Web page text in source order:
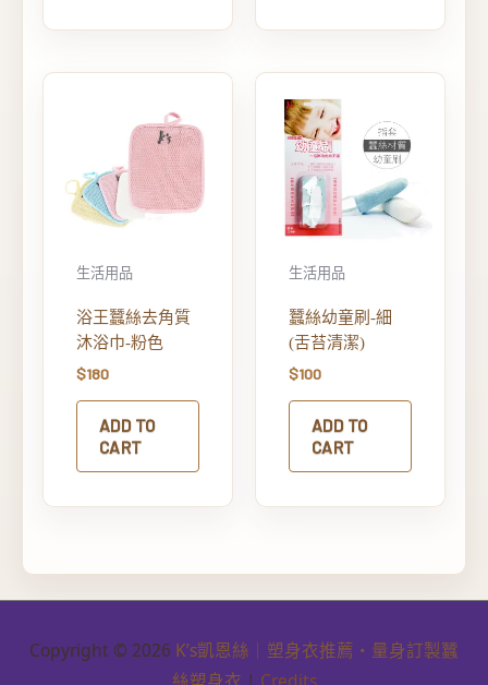
生活用品
浴王蠶絲去角質
沐浴巾-粉色
$180
ADD TO
CART
生活用品
蠶絲幼童刷-細
(舌苔清潔)
$100
ADD TO
CART
Copyright © 2026 K’s凱恩絲｜塑身衣推薦・量身訂製蠶